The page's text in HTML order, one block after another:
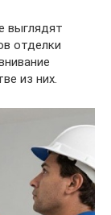
выглядят
отделки
из них.